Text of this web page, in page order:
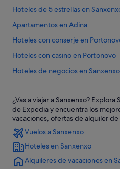
Hoteles de 5 estrellas en
Apartamentos en Adina
Hoteles con conserje en
Hoteles con casino en Portonovo
Hoteles de negocios en Sanxenxo
Hoteles románticos en Sanxenxo
Casas barco en Sanxenxo
Casas privadas de vacaciones en
Hoteles para bodas en Sanxenxo
Sanxenxo hoteles
¿Vas a viajar a Sanxenxo?
de Expedia y encuentra los
vacaciones, ofertas de alquiler
Vuelos a Sanxenxo
Hoteles en Sanxenxo
Alquileres de vacaciones en